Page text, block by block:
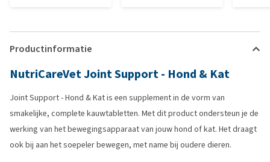
Productinformatie
NutriCareVet Joint Support - Hond & Kat
Joint Support - Hond & Kat is een supplement in de vorm van
smakelijke, complete kauwtabletten. Met dit product ondersteun je de
werking van het bewegingsapparaat van jouw hond of kat. Het draagt
ook bij aan het soepeler bewegen, met name bij oudere dieren.